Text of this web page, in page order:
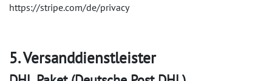
https://stripe.com/de/privacy
5. Versanddienstleister